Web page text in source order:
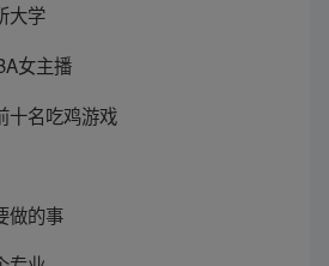
大学
女主播
十名吃鸡游戏
做的事